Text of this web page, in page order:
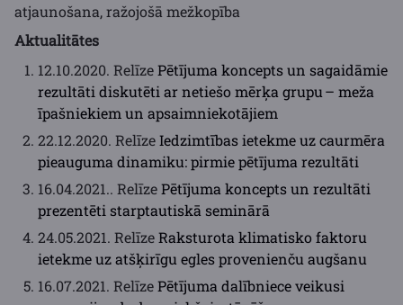
atjaunošana, ražojošā mežkopība
Aktualitātes
12.10.2020. RelīzePētījuma koncepts un sagaidāmie
rezultāti diskutēti ar netiešo mērķa grupu – meža
īpašniekiem un apsaimniekotājiem
22.12.2020. RelīzeIedzimtības ietekme uz caurmēra
pieauguma dinamiku: pirmie pētījuma rezultāti
16.04.2021.. RelīzePētījuma koncepts un rezultāti
prezentēti starptautiskā seminārā
24.05.2021. RelīzeRaksturota klimatisko faktoru
ietekme uz atšķirīgu egles provenienču augšanu
16.07.2021. RelīzePētījuma dalībniece veikusi